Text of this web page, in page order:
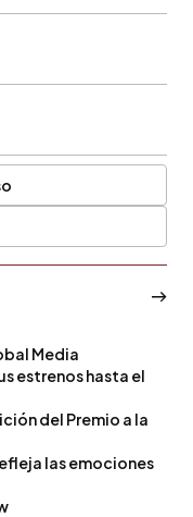
Media
estrenos hasta el
del Premio a la
las emociones